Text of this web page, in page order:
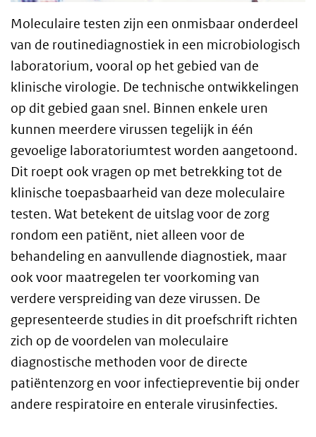
Moleculaire testen zijn een onmisbaar onderdeel
van de routinediagnostiek in een microbiologisch
laboratorium, vooral op het gebied van de
klinische virologie. De technische ontwikkelingen
op dit gebied gaan snel. Binnen enkele uren
kunnen meerdere virussen tegelijk in één
gevoelige laboratoriumtest worden aangetoond.
Dit roept ook vragen op met betrekking tot de
klinische toepasbaarheid van deze moleculaire
testen. Wat betekent de uitslag voor de zorg
rondom een patiënt, niet alleen voor de
behandeling en aanvullende diagnostiek, maar
ook voor maatregelen ter voorkoming van
verdere verspreiding van deze virussen. De
gepresenteerde studies in dit proefschrift richten
zich op de voordelen van moleculaire
diagnostische methoden voor de directe
patiëntenzorg en voor infectiepreventie bij onder
andere respiratoire en enterale virusinfecties.